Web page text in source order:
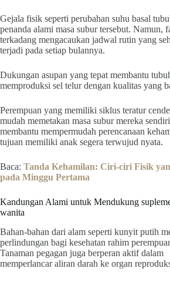
Gejala fisik seperti perubahan suhu basal
penanda alami masa subur tersebut. Namun,
terkadang mengacaukan jadwal rutin yang
terjadi pada setiap bulannya.
Dukungan asupan yang tepat membantu
memproduksi sel telur dengan kualitas yang
Perempuan yang memiliki siklus teratur
mudah memetakan masa subur mereka
membantu mempermudah perencanaan
tujuan memiliki anak segera terwujud nyata.
Baca: Tanda Kehamilan: Ciri-ciri Fisik
pada Minggu Pertama
Kandungan Alami untuk Mendukung
wanita
Bahan-bahan dari alam seperti kunyit putih
perlindungan bagi kesehatan rahim
Tanaman pegagan juga berperan aktif dalam
memperlancar aliran darah ke organ